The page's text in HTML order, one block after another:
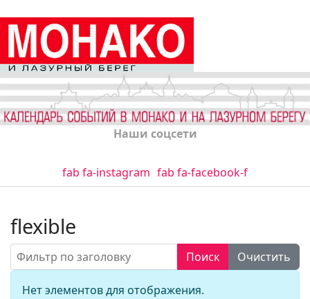
Наши соцсети
fab fa-instagram fab fa-facebook-f
flexible
Фильтр по заголовку Поиск
Очистить
Кол-во
Информация
Нет элементов для отображения.